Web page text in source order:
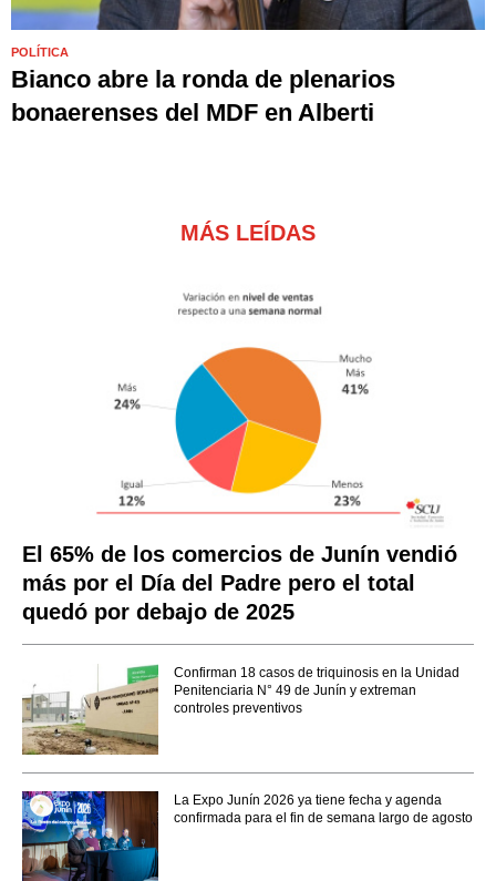
POLÍTICA
Bianco abre la ronda de plenarios
bonaerenses del MDF en Alberti
MÁS LEÍDAS
El 65% de los comercios de Junín vendió
más por el Día del Padre pero el total
quedó por debajo de 2025
Confirman 18 casos de triquinosis en la Unidad
Penitenciaria N° 49 de Junín y extreman
controles preventivos
La Expo Junín 2026 ya tiene fecha y agenda
confirmada para el fin de semana largo de agosto